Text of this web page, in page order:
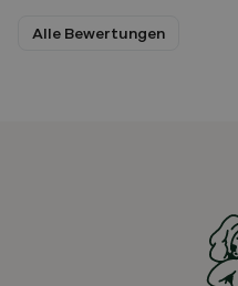
Alle Bewertungen